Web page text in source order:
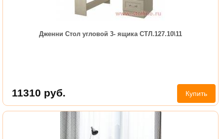
Дженни Стол угловой 3- ящика СТЛ.127.10\11
11310 руб. Купить